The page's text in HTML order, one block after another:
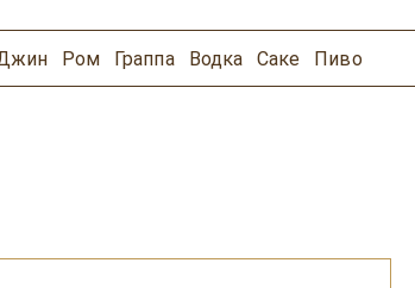
Ром Граппа Водка Саке Пиво